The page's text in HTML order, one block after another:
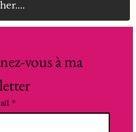
vous à ma
*